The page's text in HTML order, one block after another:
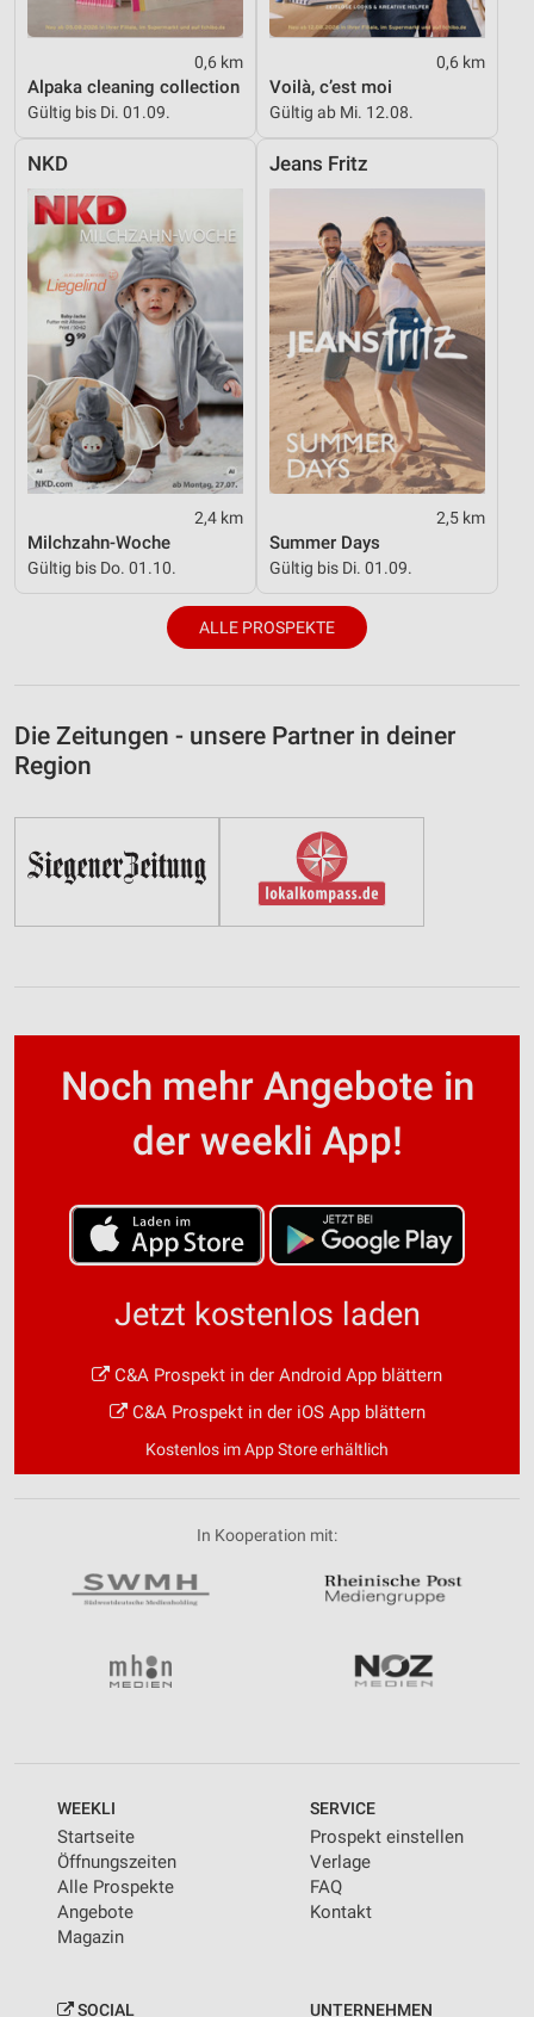
0,6 km
Alpaka cleaning collection
Gültig bis Di. 01.09.
0,6 km
Voilà, c’est moi
Gültig ab Mi. 12.08.
NKD
2,4 km
Milchzahn-Woche
Gültig bis Do. 01.10.
Jeans Fritz
2,5 km
Summer Days
Gültig bis Di. 01.09.
ALLE PROSPEKTE
Die Zeitungen - unsere Partner in deiner
Region
Noch mehr Angebote in
der weekli App!
Jetzt kostenlos laden
C&A Prospekt in der Android App blättern
C&A Prospekt in der iOS App blättern
Kostenlos im App Store erhältlich
In Kooperation mit:
WEEKLI
Startseite
Öffnungszeiten
Alle Prospekte
Angebote
Magazin
SERVICE
Prospekt einstellen
Verlage
FAQ
Kontakt
SOCIAL UNTERNEHMEN